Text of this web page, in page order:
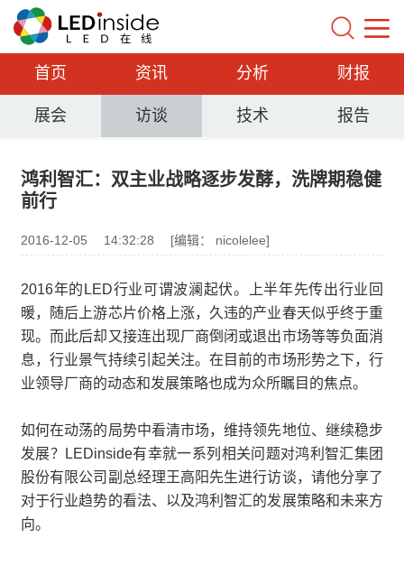
首页 资讯 分析 财报
展会 访谈 技术 报告
鸿利智汇：双主业战略逐步发酵，洗牌期稳健
前行
2016-12-05 14:32:28 [编辑： nicolelee]
2016年的LED行业可谓波澜起伏。上半年先传出行业回
暖，随后上游芯片价格上涨，久违的产业春天似乎终于重
现。而此后却又接连出现厂商倒闭或退出市场等等负面消
息，行业景气持续引起关注。在目前的市场形势之下，行
业领导厂商的动态和发展策略也成为众所瞩目的焦点。
如何在动荡的局势中看清市场，维持领先地位、继续稳步
发展？LEDinside有幸就一系列相关问题对鸿利智汇集团
股份有限公司副总经理王高阳先生进行访谈，请他分享了
对于行业趋势的看法、以及鸿利智汇的发展策略和未来方
向。